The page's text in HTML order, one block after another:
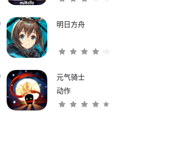
明日方舟
元气骑士
动作